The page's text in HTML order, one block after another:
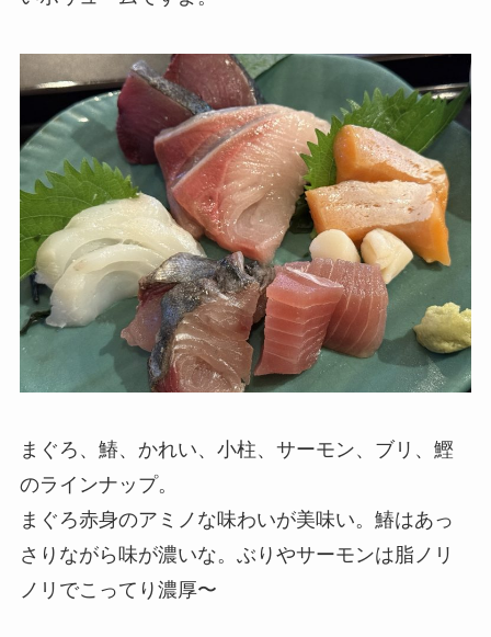
まぐろ、鰆、かれい、小柱、サーモン、ブリ、鰹
のラインナップ。
まぐろ赤身のアミノな味わいが美味い。鰆はあっ
さりながら味が濃いな。ぶりやサーモンは脂ノリ
ノリでこってり濃厚〜